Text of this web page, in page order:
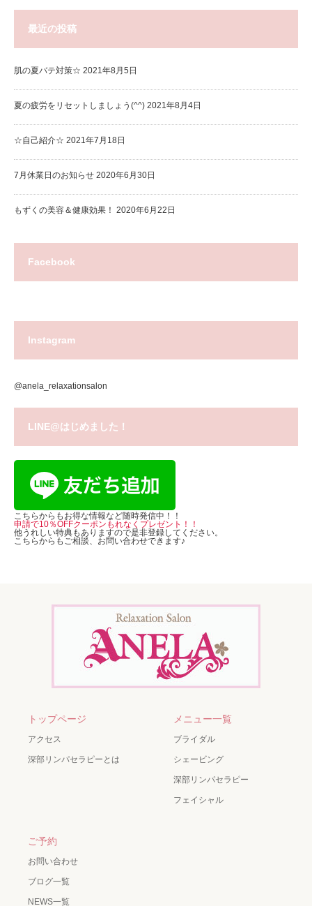
最近の投稿
肌の夏バテ対策☆ 2021年8月5日
夏の疲労をリセットしましょう(^^) 2021年8月4日
☆自己紹介☆ 2021年7月18日
7月休業日のお知らせ 2020年6月30日
もずくの美容＆健康効果！ 2020年6月22日
Facebook
Instagram
@anela_relaxationsalon
LINE@はじめました！
こちらからもお得な情報など随時発信中！！
申請で10％OFFクーポンもれなくプレゼント！！
他うれしい特典もありますので是非登録してください。
こちらからもご相談、お問い合わせできます♪
トップページ
アクセス
深部リンパセラピーとは
メニュー一覧
ブライダル
シェービング
深部リンパセラピー
フェイシャル
ご予約
お問い合わせ
ブログ一覧
NEWS一覧